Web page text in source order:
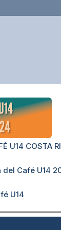
U14 COSTA
Café U14
U14